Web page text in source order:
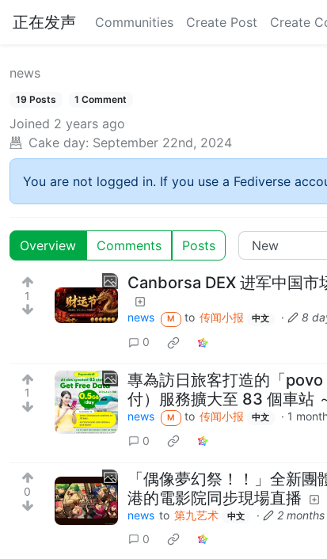
正在发声 Communities Create Post Create
news
19 Posts 1 Comment
Joined 2 years ago
Cake day: September 22nd, 2024
You are not logged in. If you use a Fediverse
Overview Comments Posts
1
Canborsa DEX 进军中国市
news M to 传闻小报 中文 ·
8
0
1
專為訪日旅客打造的「
付）服務擴大至 83 個車站
news M to 传闻小报 中文 · 1
0
0
「偶像夢幻祭！！」全新
港的電影院同步現場直播
news to 第九艺术 中文 ·
2
0